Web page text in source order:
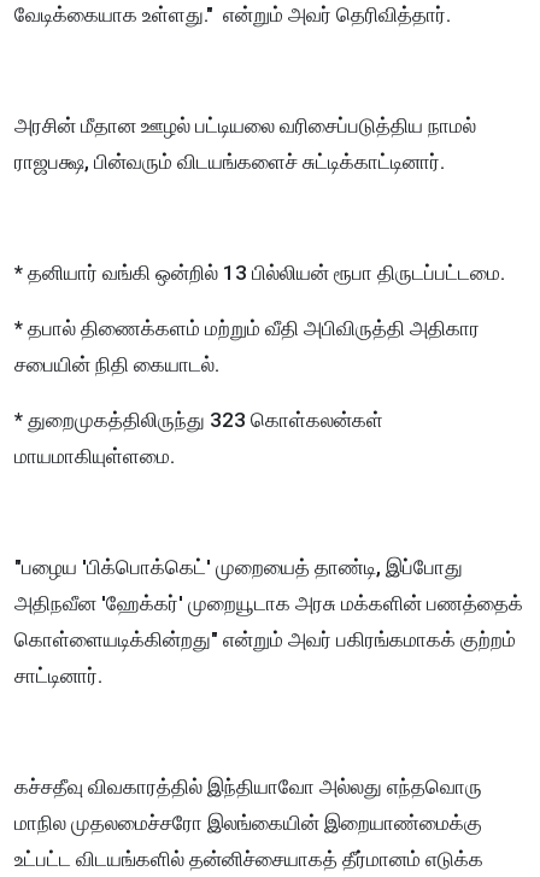
வேடிக்கையாக உள்ளது." என்றும் அவர் தெரிவித்தார்.
அரசின் மீதான ஊழல் பட்டியலை வரிசைப்படுத்திய நாமல்
ராஜபக்ஷ, பின்வரும் விடயங்களைச் சுட்டிக்காட்டினார்.
* தனியார் வங்கி ஒன்றில் 13 பில்லியன் ரூபா திருடப்பட்டமை.
* தபால் திணைக்களம் மற்றும் வீதி அபிவிருத்தி அதிகார
சபையின் நிதி கையாடல்.
* துறைமுகத்திலிருந்து 323 கொள்கலன்கள்
மாயமாகியுள்ளமை.
"பழைய 'பிக்பொக்கெட்' முறையைத் தாண்டி, இப்போது
அதிநவீன 'ஹேக்கர்' முறையூடாக அரசு மக்களின் பணத்தைக்
கொள்ளையடிக்கின்றது" என்றும் அவர் பகிரங்கமாகக் குற்றம்
சாட்டினார்.
கச்சதீவு விவகாரத்தில் இந்தியாவோ அல்லது எந்தவொரு
மாநில முதலமைச்சரோ இலங்கையின் இறையாண்மைக்கு
உட்பட்ட விடயங்களில் தன்னிச்சையாகத் தீர்மானம் எடுக்க